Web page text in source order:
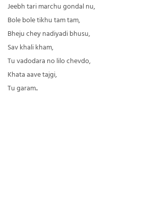
Jeebh tari marchu gondal nu,
Bole bole tikhu tam tam,
Bheju chey nadiyadi bhusu,
Sav khali kham,
Tu vadodara no lilo chevdo,
Khata aave tajgi,
Tu garam..